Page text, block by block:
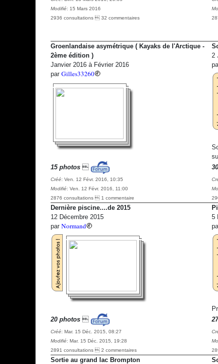
Modifié: 15 Mars 2016
2936 consultations  32 commentaires
Groenlandaise asymétrique ( Kayaks de l'Arctique -
2ème édition )
Janvier 2016 à Février 2016
par Gilles33260
15 photos
Créé: Ven. 12 Févr. 2016, 10:35
Modifié: Ven. 12 Févr. 2016, 11:00
2876 consultations  1 commentaire
2
Dernière piscine....de 2015
12 Décembre 2015
par Normand
20 photos
Créé: Mar. 15 Déc. 2015, 08:27
Modifié: Mar. 15 Déc. 2015, 19:28
2891 consultations  2 commentaires
5
Sortie au grand lac Brompton